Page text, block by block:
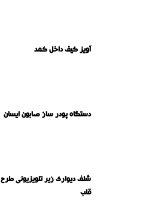
آویز کیف داخل کمد
دستگاه پودر ساز صابون ایسان
شلف دیواری زیر تلویزیونی طرح
قلب